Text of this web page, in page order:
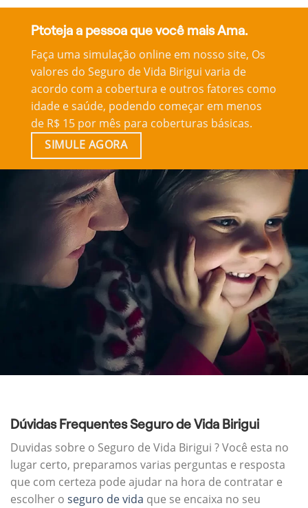
Ptoteja a pessoa que você mais Ama.
Faça uma simulação online em nosso site, Os
valores do Seguro de Vida Birigui varia de
acordo com a cobertura e outros fatores como
idade e saúde, podendo começar em menos
de R$ 15 por mês para coberturas básicas.
SIMULE AGORA
Dúvidas Frequentes Seguro de Vida Birigui
Duvidas sobre o Seguro de Vida Birigui ? Você esta no
lugar certo, preparamos varias perguntas e resposta
que com certeza pode ajudar na hora de contratar e
escolher o seguro de vida que se encaixa no seu